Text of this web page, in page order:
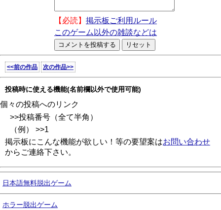
【必読】 掲示板ご利用ルール
このゲーム以外の雑談などは
<<前の作品 次の作品>>
投稿時に使える機能(名前欄以外で使用可能)
個々の投稿へのリンク
>>投稿番号（全て半角）
（例） >>1
掲示板にこんな機能が欲しい！等の要望案はお問い合わせ
からご連絡下さい。
日本語無料脱出ゲーム
ホラー脱出ゲーム